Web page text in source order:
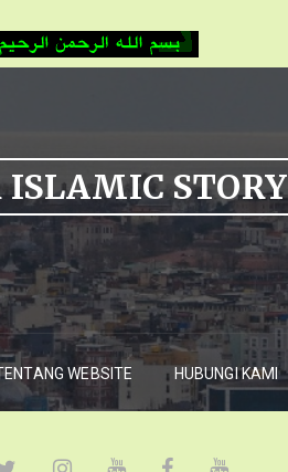
ISLAMIC STORY
WEBSITE HUBUNGI KAMI